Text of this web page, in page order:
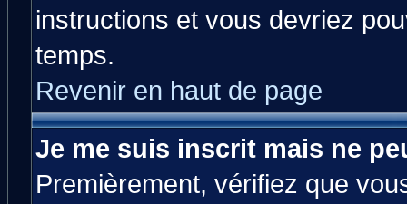
instructions et vous devriez
temps.
Revenir en haut de page
Je me suis inscrit mais ne
Premièrement, vérifiez que